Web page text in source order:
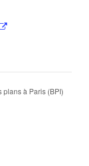
plans à Paris (BPI)